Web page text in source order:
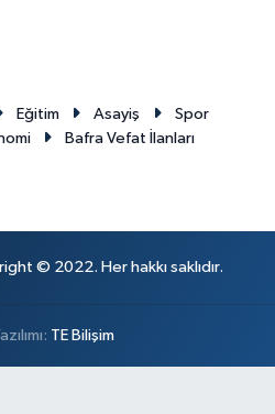
Eğitim Asayiş
Spor
Bafra Vefat İlanları
© 2022. Her hakkı saklıdır.
TE Bilişim